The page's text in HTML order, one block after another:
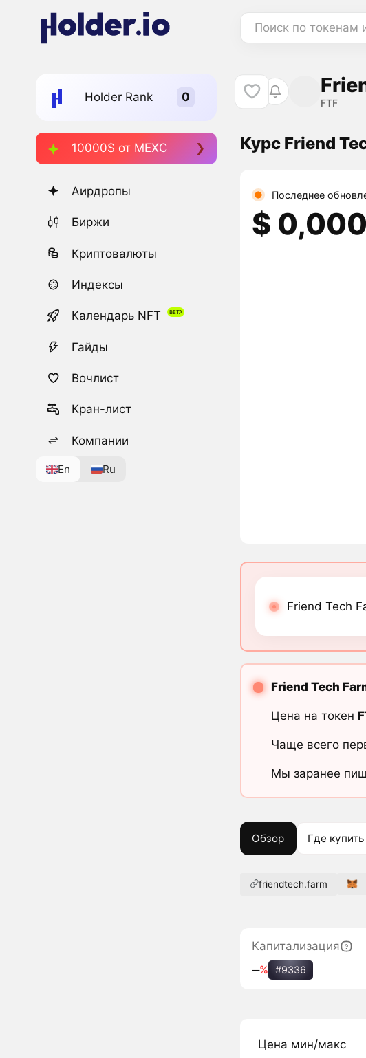
Поиск по токенам
Holder Rank
10000$ от MEXC
Аирдропы
Биржи
Криптовалюты
Индексы
Календарь NFT
Гайды
Вочлист
Кран-лист
Компании
En Ru
FTF
Курс Friend
Последнее
$
Friend Tech
Friend Tech
Цена на токен
Чаще всего
Мы заранее
Обзор Где купить
friendtech.farm
Капитализация
‒% #9336
Цена мин/макс